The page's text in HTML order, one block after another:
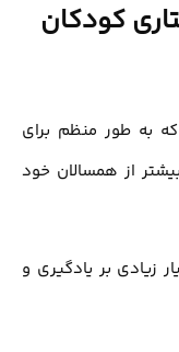
کودکان
به طور منظم برای
از همسالان خود
زیادی بر یادگیری و